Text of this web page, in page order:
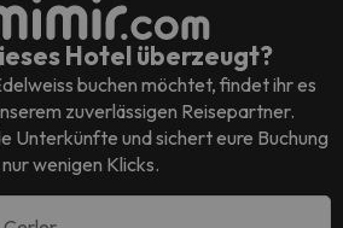
Hotel überzeugt?
buchen möchtet, findet ihr es
zuverlässigen Reisepartner.
Unterkünfte und sichert eure Buchung
nur wenigen Klicks.